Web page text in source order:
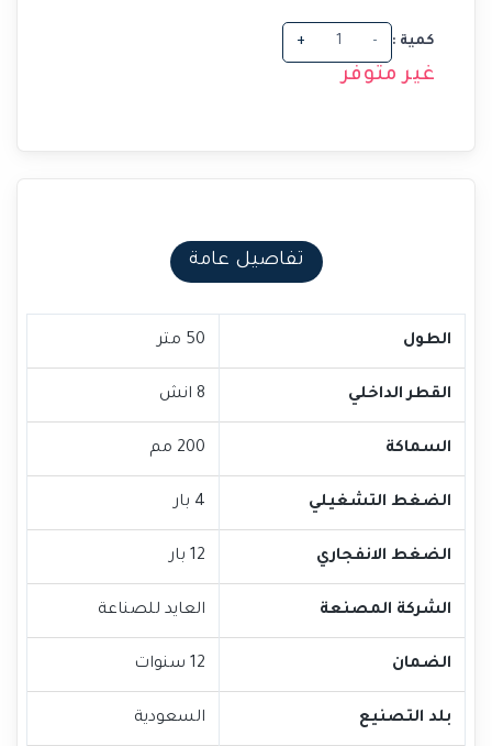
كمية : -
+
غير متوفر
تفاصيل عامة
الطول 50 متر
القطر الداخلي 8 انش
السماكة 200 مم
الضغط التشغيلي 4 بار
الضغط الانفجاري 12 بار
الشركة المصنعة العايد للصناعة
الضمان 12 سنوات
بلد التصنيع السعودية